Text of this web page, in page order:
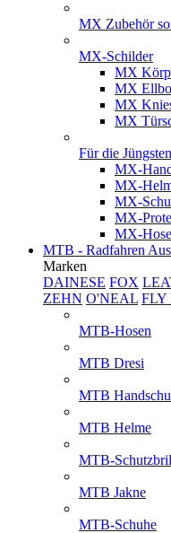
MX Zubehör
MX-Schilder
MX
MX
MX
MX
Für die Jüngsten
MX-
MX-
MX-
MX-
MX-Hose
MTB - Radfahren
Marken
DAINESE FOX
ZEHN O'NEAL FLY
MTB-Hosen
MTB Dresi
MTB
MTB Helme
MTB-
MTB Jakne
MTB-Schuhe